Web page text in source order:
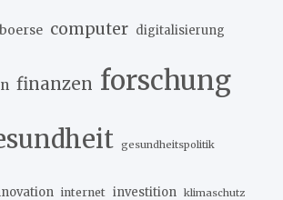
boerse computer digitalisierung
finanzen forschung
gesundheitspolitik
internet investition klimaschutz